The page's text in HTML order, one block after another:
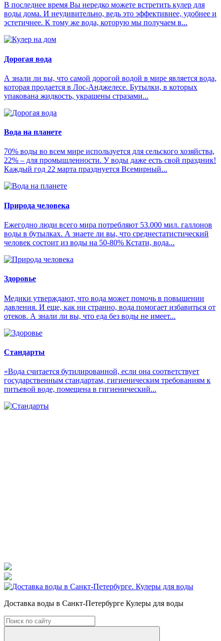
В последнее время Вы нередко можете встретить кулер для
воды дома. И неудивительно, ведь это эффективнее, удобнее и
эстетичнее. К тому же вода, которую мы получаем в...
Дорогая вода
А знали ли вы, что самой дорогой водой в мире является вода,
которая продается в Лос-Анджелесе. Бутылки, в которых
упакована жидкость, украшены стразами...
Вода на планете
70% воды во всем мире используется для сельского хозяйства,
22% – для промышленности. У воды даже есть свой праздник!
Каждый год 22 марта празднуется Всемирный...
Природа человека
Ежегодно люди всего мира потребляют 53.000 мил. галлонов
воды в бутылках. А знаете ли вы, что среднестатистический
человек состоит из воды на 50-80% Кстати, вода...
Здоровье
Медики утверждают, что вода может помочь в повышении
давления. И еще, как ни странно, вода помогает избавиться от
отеков. А знали ли вы, что еда без воды не имеет...
Стандарты
«Вода считается бутилированной, если она соответствует
государственным стандартам, гигиеническим требованиям к
питьевой воде, помещена в гигиенический...
Доставка воды в Санкт-Петербурге Кулеры для воды